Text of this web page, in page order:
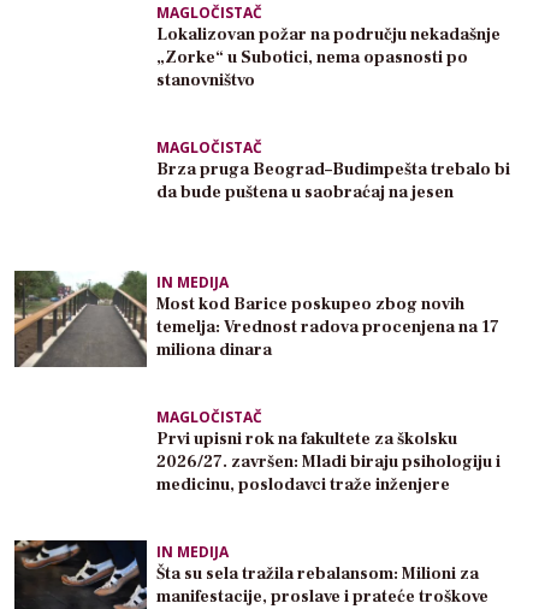
MAGLOČISTAČ
Lokalizovan požar na području nekadašnje
„Zorke“ u Subotici, nema opasnosti po
stanovništvo
MAGLOČISTAČ
Brza pruga Beograd–Budimpešta trebalo bi
da bude puštena u saobraćaj na jesen
IN MEDIJA
Most kod Barice poskupeo zbog novih
temelja: Vrednost radova procenjena na 17
miliona dinara
MAGLOČISTAČ
Prvi upisni rok na fakultete za školsku
2026/27. završen: Mladi biraju psihologiju i
medicinu, poslodavci traže inženjere
IN MEDIJA
Šta su sela tražila rebalansom: Milioni za
manifestacije, proslave i prateće troškove